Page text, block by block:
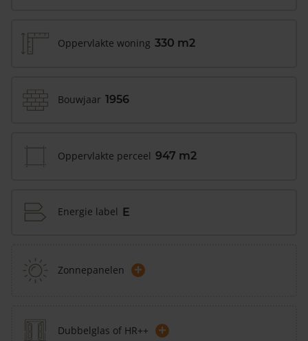
Oppervlakte woning 330 m2
Bouwjaar 1956
Oppervlakte perceel 947 m2
Energie label E
Zonnepanelen +
Dubbelglas of HR++ +